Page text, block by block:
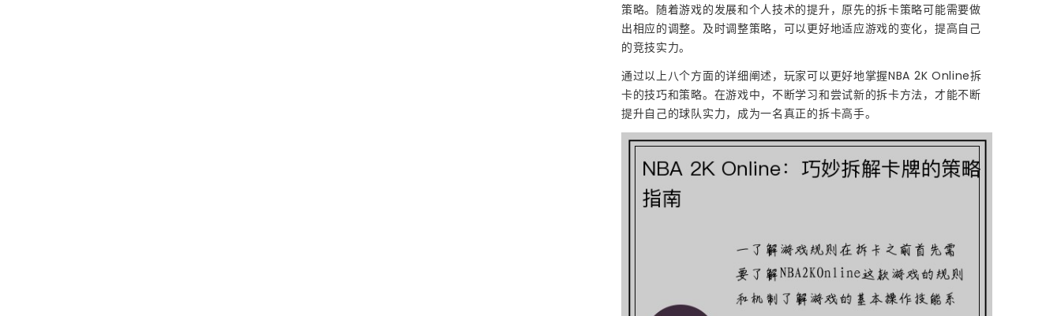
策略。随着游戏的发展和个人技术的提升，原先的拆卡策略可能需要做
出相应的调整。及时调整策略，可以更好地适应游戏的变化，提高自己
的竞技实力。
通过以上八个方面的详细阐述，玩家可以更好地掌握NBA 2K Online拆
卡的技巧和策略。在游戏中，不断学习和尝试新的拆卡方法，才能不断
提升自己的球队实力，成为一名真正的拆卡高手。